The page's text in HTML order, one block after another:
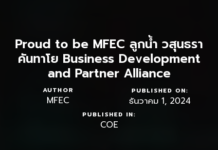
Proud to be MFEC ลูกน้ำ วสุนธรา
คันทาโย Business Development
and Partner Alliance
AUTHOR
MFEC
PUBLISHED ON:
ธันวาคม 1, 2024
PUBLISHED IN:
COE